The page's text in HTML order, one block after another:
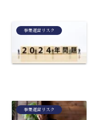
事業運営リスク
事業運営リスク